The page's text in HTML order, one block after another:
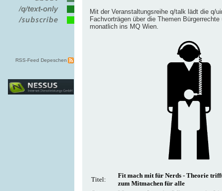
RSS-Feed Depeschen
Mit der Veranstaltungsreihe q/talk lädt die q/
Fachvorträgen über die Themen
monatlich ins MQ Wien.
Titel:
Fit mach mit für Nerds - Theorie
zum Mitmachen für alle